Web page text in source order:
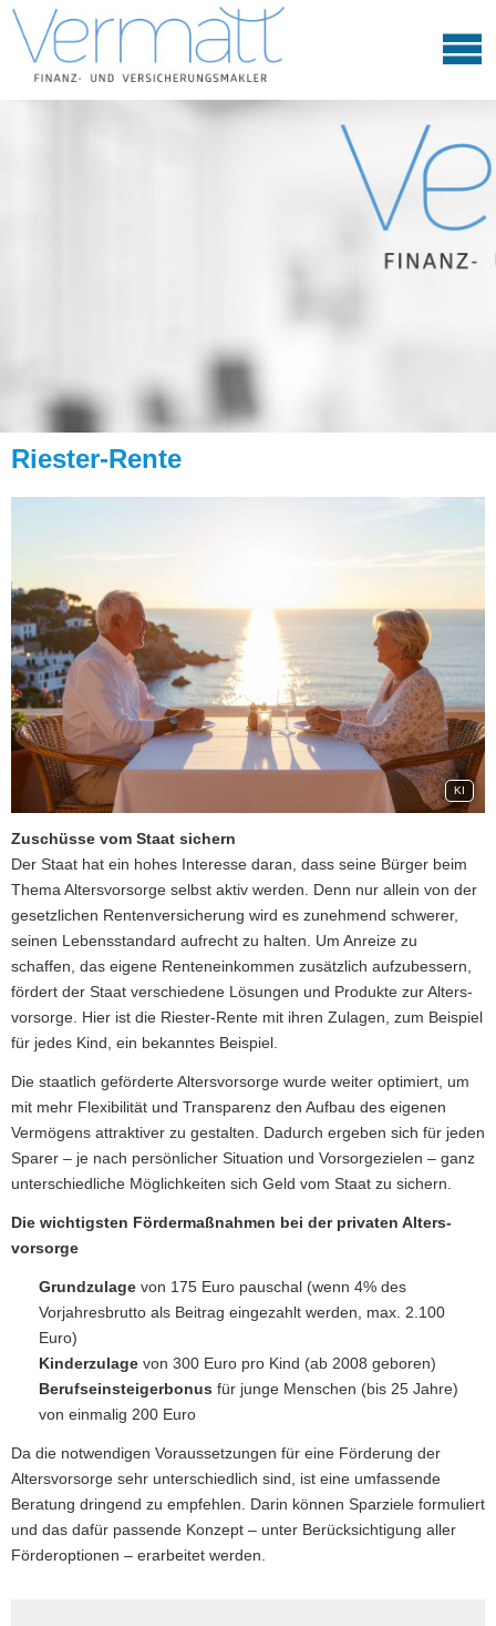
Riester-Rente
KI
Zuschüsse vom Staat sichern
Der Staat hat ein hohes Interesse daran, dass seine Bürger beim
Thema Alters­vorsorge selbst aktiv werden. Denn nur allein von der
gesetzlichen Rentenversicherung wird es zunehmend schwerer,
seinen Lebensstandard aufrecht zu halten. Um Anreize zu
schaffen, das eigene Renteneinkommen zusätzlich aufzubessern,
fördert der Staat verschiedene Lösungen und Produkte zur Alters­
vorsorge. Hier ist die Riester-Rente mit ihren Zulagen, zum Beispiel
für jedes Kind, ein bekanntes Beispiel.
Die staatlich geförderte Alters­vorsorge wurde weiter optimiert, um
mit mehr Flexibilität und Transparenz den Aufbau des eigenen
Vermögens attraktiver zu gestalten. Dadurch ergeben sich für jeden
Sparer – je nach persönlicher Situation und Vorsorgezielen – ganz
unterschiedliche Möglichkeiten sich Geld vom Staat zu sichern.
Die wichtigsten Fördermaßnahmen bei der privaten Alters­
vorsorge
Grundzulage von 175 Euro pauschal (wenn 4% des
Vorjahresbrutto als Beitrag eingezahlt werden, max. 2.100
Euro)
Kinderzulage von 300 Euro pro Kind (ab 2008 geboren)
Berufseinsteigerbonus für junge Menschen (bis 25 Jahre)
von einmalig 200 Euro
Da die notwendigen Voraussetzungen für eine Förderung der
Alters­vorsorge sehr unterschiedlich sind, ist eine umfassende
Beratung dringend zu empfehlen. Darin können Sparziele formuliert
und das dafür passende Konzept – unter Berücksichtigung aller
Förderoptionen – erarbeitet werden.